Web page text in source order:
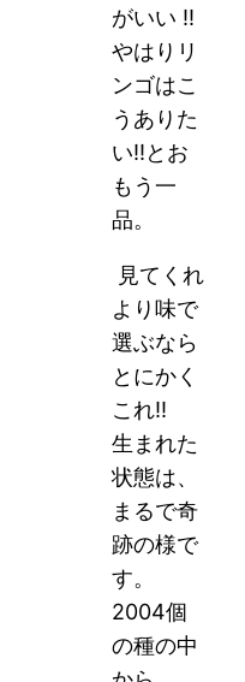
がいい !!
やはりリ
ンゴはこ
うありた
い!!とお
もう一
品。
見てくれ
より味で
選ぶなら
とにかく
これ!!
生まれた
状態は、
まるで奇
跡の様で
す。
2004個
の種の中